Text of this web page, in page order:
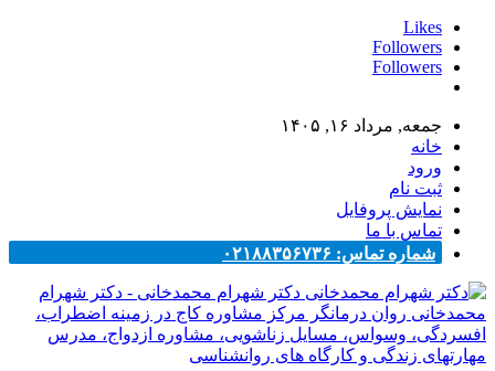
Likes
Followers
Followers
جمعه, مرداد ۱۶, ۱۴۰۵
خانه
ورود
ثبت نام
نمایش پروفایل
تماس با ما
شماره تماس: ۰۲۱۸۸۳۵۶۷۳۶
دکتر شهرام محمدخانی - دکتر شهرام
محمدخانی روان درمانگر مرکز مشاوره کاج در زمینه اضطراب،
افسردگی، وسواس، مسایل زناشویی، مشاوره ازدواج، مدرس
مهارتهای زندگی و کارگاه های روانشناسی